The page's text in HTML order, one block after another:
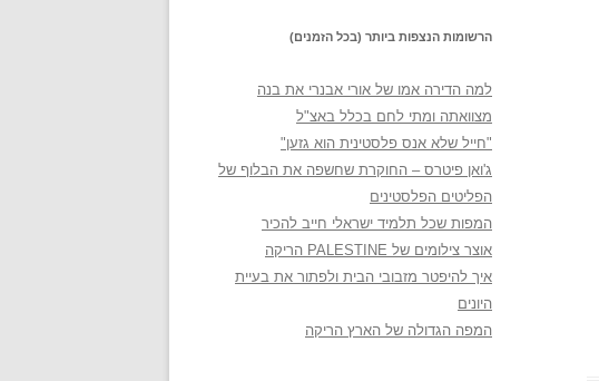
הרשומות הנצפות ביותר (בכל הזמנים)
למה הדירה אמו של אורי אבנרי את בנה
מצוואתה ומתי לחם בכלל באצ"ל
"חייל שלא אנס פלסטינית הוא גזען"
ג'ואן פיטרס – החוקרת שחשפה את הבלוף של
הפליטים הפלסטינים
המפות שכל תלמיד ישראלי חייב להכיר
אוצר צילומים של PALESTINE הריקה
איך להיפטר מזבובי הבית ולפתור את בעיית
היונים
המפה הגדולה של הארץ הריקה